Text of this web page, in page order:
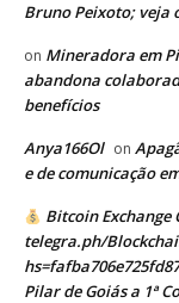
Bruno Peixoto; veja
on Mineradora em
abandona
benefícios
Anya166Ol on
e de comunicação
Bitcoin Exchange
telegra.ph/
Pilar de Goiás a 1ª